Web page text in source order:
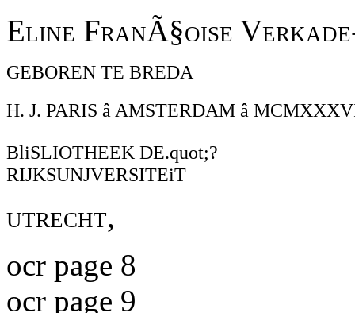
Eline FranÃ§oise
GEBOREN TE BREDA
H. J. PARIS â AMSTERDAM â
BliSLIOTHEEK DE.quot;?
RIJKSUNJVERSITEiT
utrecht,
ocr page 8
ocr page 9